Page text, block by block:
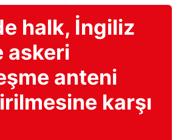
halk, İngiliz
askeri
anteni
karşı